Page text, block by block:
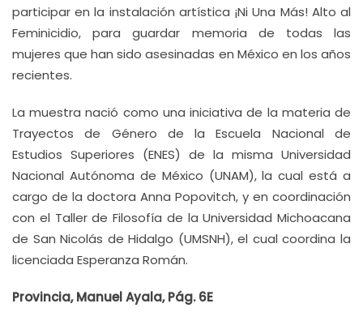
participar en la instalación artística ¡Ni Una Más! Alto al
Feminicidio, para guardar memoria de todas las
mujeres que han sido asesinadas en México en los años
recientes.
La muestra nació como una iniciativa de la materia de
Trayectos de Género de la Escuela Nacional de
Estudios Superiores (ENES) de la misma Universidad
Nacional Autónoma de México (UNAM), la cual está a
cargo de la doctora Anna Popovitch, y en coordinación
con el Taller de Filosofía de la Universidad Michoacana
de San Nicolás de Hidalgo (UMSNH), el cual coordina la
licenciada Esperanza Román.
Provincia, Manuel Ayala, Pág. 6E